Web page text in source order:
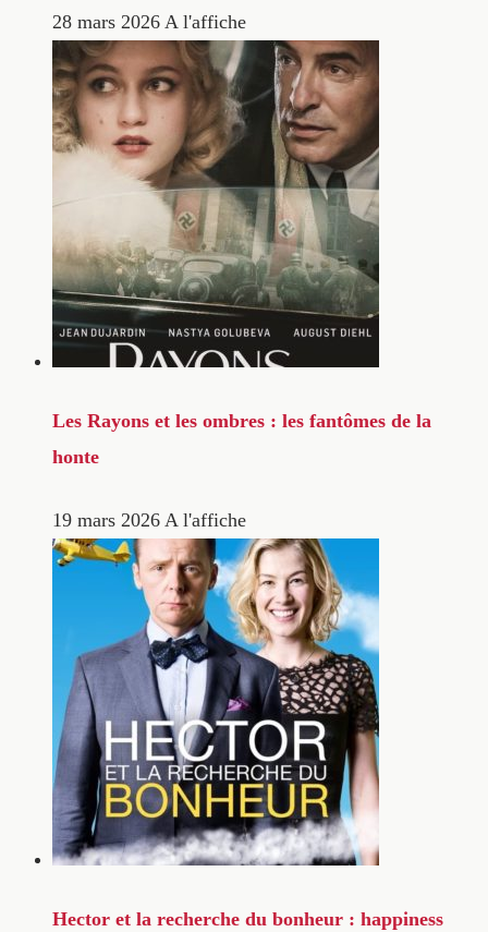
28 mars 2026 A l'affiche
Les Rayons et les ombres : les fantômes de la
honte
19 mars 2026 A l'affiche
Hector et la recherche du bonheur : happiness